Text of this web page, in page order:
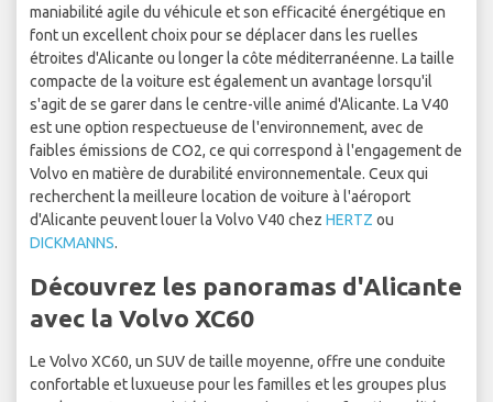
maniabilité agile du véhicule et son efficacité énergétique en
font un excellent choix pour se déplacer dans les ruelles
étroites d'Alicante ou longer la côte méditerranéenne. La taille
compacte de la voiture est également un avantage lorsqu'il
s'agit de se garer dans le centre-ville animé d'Alicante. La V40
est une option respectueuse de l'environnement, avec de
faibles émissions de CO2, ce qui correspond à l'engagement de
Volvo en matière de durabilité environnementale. Ceux qui
recherchent la meilleure location de voiture à l'aéroport
d'Alicante peuvent louer la Volvo V40 chez HERTZ ou
DICKMANNS.
Découvrez les panoramas d'Alicante
avec la Volvo XC60
Le Volvo XC60, un SUV de taille moyenne, offre une conduite
confortable et luxueuse pour les familles et les groupes plus